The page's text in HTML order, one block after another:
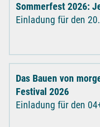
Sommerfest 2026:
Einladung für den
Das Bauen von
Festival 2026
Einladung für den